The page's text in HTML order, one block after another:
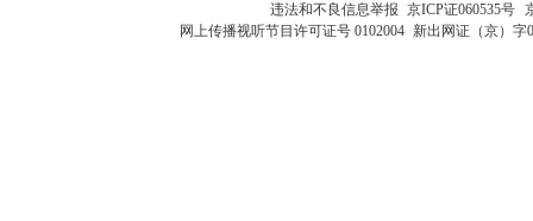
违法和不良信息举报 京ICP证060535号
网上传播视听节目许可证号 0102004 新出网证（京）